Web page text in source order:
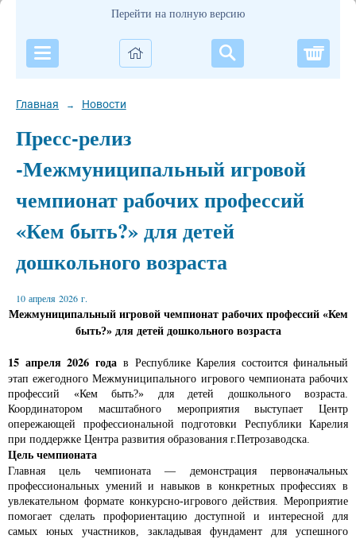
Перейти на полную версию
Главная → Новости
Пресс-релиз
-Межмуниципальный игровой
чемпионат рабочих профессий
«Кем быть?» для детей
дошкольного возраста
10 апреля 2026 г.
Межмуниципальный игровой чемпионат рабочих профессий «Кем
быть?» для детей дошкольного возраста
15 апреля 2026 года в Республике Карелия состоится финальный
этап ежегодного Межмуниципального игрового чемпионата рабочих
профессий «Кем быть?» для детей дошкольного возраста.
Координатором масштабного мероприятия выступает Центр
опережающей профессиональной подготовки Республики Карелия
при поддержке Центра развития образования г.Петрозаводска.
Цель чемпионата
Главная цель чемпионата — демонстрация первоначальных
профессиональных умений и навыков в конкретных профессиях в
увлекательном формате конкурсно-игрового действия. Мероприятие
помогает сделать профориентацию доступной и интересной для
самых юных участников, закладывая фундамент для успешного